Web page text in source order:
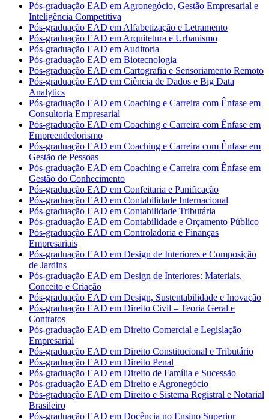
Pós-graduação EAD em Agronegócio, Gestão Empresarial e
Inteligência Competitiva
Pós-graduação EAD em Alfabetização e Letramento
Pós-graduação EAD em Arquitetura e Urbanismo
Pós-graduação EAD em Auditoria
Pós-graduação EAD em Biotecnologia
Pós-graduação EAD em Cartografia e Sensoriamento Remoto
Pós-graduação EAD em Ciência de Dados e Big Data
Analytics
Pós-graduação EAD em Coaching e Carreira com Ênfase em
Consultoria Empresarial
Pós-graduação EAD em Coaching e Carreira com Ênfase em
Empreendedorismo
Pós-graduação EAD em Coaching e Carreira com Ênfase em
Gestão de Pessoas
Pós-graduação EAD em Coaching e Carreira com Ênfase em
Gestão do Conhecimento
Pós-graduação EAD em Confeitaria e Panificação
Pós-graduação EAD em Contabilidade Internacional
Pós-graduação EAD em Contabilidade Tributária
Pós-graduação EAD em Contabilidade e Orçamento Público
Pós-graduação EAD em Controladoria e Finanças
Empresariais
Pós-graduação EAD em Design de Interiores e Composição
de Jardins
Pós-graduação EAD em Design de Interiores: Materiais,
Conceito e Criação
Pós-graduação EAD em Design, Sustentabilidade e Inovação
Pós-graduação EAD em Direito Civil – Teoria Geral e
Contratos
Pós-graduação EAD em Direito Comercial e Legislação
Empresarial
Pós-graduação EAD em Direito Constitucional e Tributário
Pós-graduação EAD em Direito Penal
Pós-graduação EAD em Direito de Família e Sucessão
Pós-graduação EAD em Direito e Agronegócio
Pós-graduação EAD em Direito e Sistema Registral e Notarial
Brasileiro
Pós-graduação EAD em Docência no Ensino Superior